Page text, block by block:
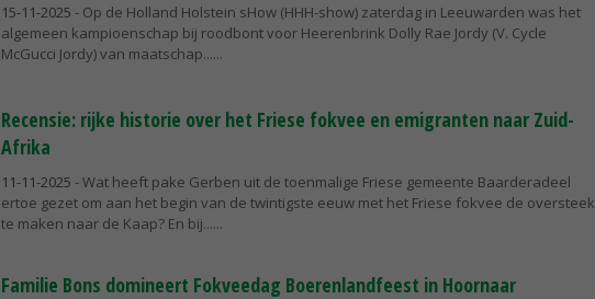
15-11-2025 - Op de Holland Holstein sHow (HHH-show) zaterdag in Leeuwarden was het
algemeen kampioenschap bij roodbont voor Heerenbrink Dolly Rae Jordy (V. Cycle
McGucci Jordy) van maatschap...
Recensie: rijke historie over het Friese fokvee en emigranten naar Zuid-
Afrika
11-11-2025 - Wat heeft pake Gerben uit de toenmalige Friese gemeente Baarderadeel
ertoe gezet om aan het begin van de twintigste eeuw met het Friese fokvee de oversteek
te maken naar de Kaap? En bij...
Familie Bons domineert Fokveedag Boerenlandfeest in Hoornaar